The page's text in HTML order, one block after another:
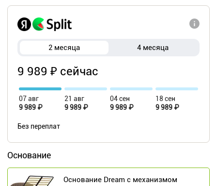
2 месяца 4 месяца
9 989 ₽ сейчас
07 авг
9 989 ₽
21 авг
9 989 ₽
04 сен
9 989 ₽
18 сен
9 989 ₽
Без переплат
Основание
Основание Dream c механизмом